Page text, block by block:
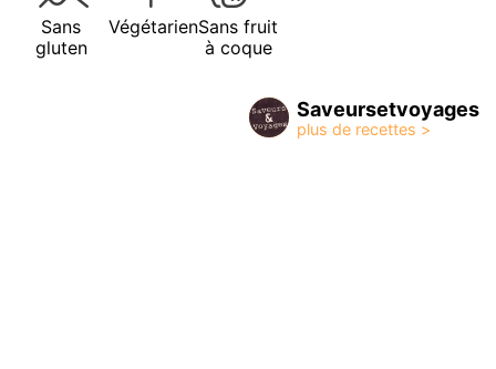
Sans
gluten
VégétarienSans fruit
à coque
Saveursetvoyages